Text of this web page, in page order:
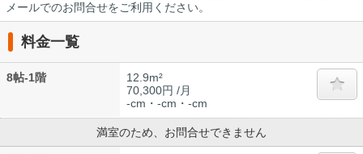
メールでのお問合せをご利用ください。
料金一覧
8帖-1階
12.9m²
70,300円 /月
-cm・-cm・-cm
満室のため、お問合せできません